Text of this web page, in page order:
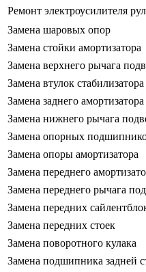
Ремонт электроусилителя
Замена шаровых опор
Замена стойки амортизатора
Замена верхнего рычага
Замена втулок стабилизатора
Замена заднего амортизатора
Замена нижнего рычага
Замена опорных
Замена опоры амортизатора
Замена переднего
Замена переднего рычага
Замена передних
Замена передних стоек
Замена поворотного кулака
Замена подшипника задней